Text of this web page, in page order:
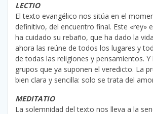
LECTIO
El texto evangélico nos sitúa en el
definitivo, del encuentro final. Este «rey»
ha cuidado su rebaño, que ha dado la
ahora las reúne de todos los lugares y
de todas las religiones y pensamientos.
grupos que ya suponen el veredicto. La
bien clara y sencilla: solo se trata del
MEDITATIO
La solemnidad del texto nos lleva a la